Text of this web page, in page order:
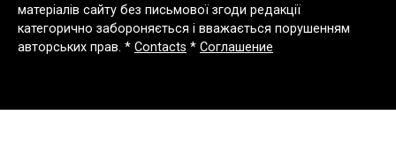
матеріалів сайту без письмової згоди редакції
категорично забороняється і вважається порушенням
авторських прав. * Contacts * Соглашение